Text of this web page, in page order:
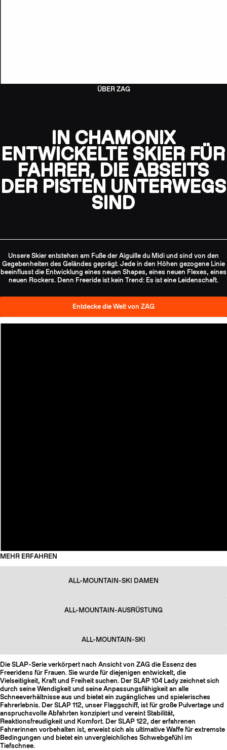
ÜBER ZAG
IN CHAMONIX
ENTWICKELTE SKIER FÜR
FAHRER, DIE ABSEITS
DER PISTEN UNTERWEGS
SIND
Unsere Skier entstehen am Fuße der Aiguille du Midi und sind von den
Gegebenheiten des Geländes geprägt. Jede in den Höhen gezogene Linie
beeinflusst die Entwicklung eines neuen Shapes, eines neuen Flexes, eines
neuen Rockers. Denn Freeride ist kein Trend: Es ist eine Leidenschaft.
Entdecke die Welt von ZAG
MEHR ERFAHREN
ALL-MOUNTAIN-SKI DAMEN
ALL-MOUNTAIN-AUSRÜSTUNG
ALL-MOUNTAIN-SKI
Die SLAP-Serie verkörpert nach Ansicht von ZAG die Essenz des
Freeridens für Frauen. Sie wurde für diejenigen entwickelt, die
Vielseitigkeit, Kraft und Freiheit suchen. Der SLAP 104 Lady zeichnet sich
durch seine Wendigkeit und seine Anpassungsfähigkeit an alle
Schneeverhältnisse aus und bietet ein zugängliches und spielerisches
Fahrerlebnis. Der SLAP 112, unser Flaggschiff, ist für große Pulvertage und
anspruchsvolle Abfahrten konzipiert und vereint Stabilität,
Reaktionsfreudigkeit und Komfort. Der SLAP 122, der erfahrenen
Fahrerinnen vorbehalten ist, erweist sich als ultimative Waffe für extremste
Bedingungen und bietet ein unvergleichliches Schwebgefühl im
Tiefschnee.